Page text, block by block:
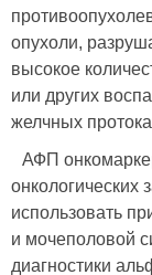
опухоли,
высокое
или других
желчных
АФП
онкологических
использовать
и мочеполовой
диагностики